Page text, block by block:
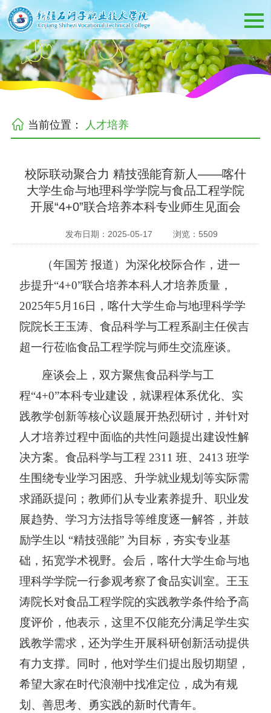
当前位置： 人才培养
校际联动聚合力 精技强能育新人——喀什
大学生命与地理科学学院与食品工程学院
开展“4+0”联合培养本科专业师生见面会
发布日期：2025-05-17 浏览： 5509
（年国芳 报道）为深化校际合作，进一
步提升“4+0”联合培养本科人才培养质量，
2025年5月16日，喀什大学生命与地理科学学
院院长王玉涛、食品科学与工程系副主任侯吉
超一行莅临食品工程学院与师生交流座谈。
座谈会上，双方聚焦食品科学与工
程“4+0”本科专业建设，就课程体系优化、实
践教学创新等核心议题展开热烈研讨，并针对
人才培养过程中面临的共性问题提出建设性解
决方案。食品科学与工程 2311 班、2413 班学
生围绕专业学习困惑、升学就业规划等实际需
求踊跃提问；教师们从专业素养提升、职业发
展趋势、学习方法指导等维度逐一解答，并鼓
励学生以 “精技强能” 为目标，夯实专业基
础，拓宽学术视野。会后，喀什大学生命与地
理科学学院一行参观考察了食品实训室。王玉
涛院长对食品工程学院的实践教学条件给予高
度评价，他表示，这里不仅能充分满足学生实
践教学需求，还为学生开展科研创新活动提供
有力支撑。同时，他对学生们提出殷切期望，
希望大家在时代浪潮中找准定位，成为有规
划、善思考、勇实践的新时代青年。